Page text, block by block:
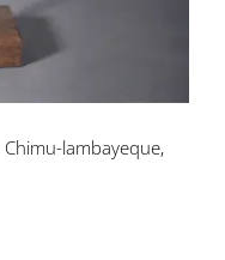
lambayeque,